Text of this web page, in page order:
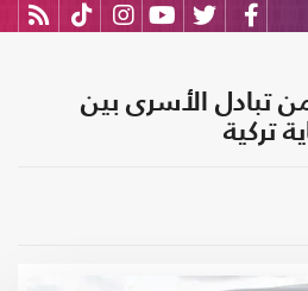
تبادل الأسرى بين
تركية